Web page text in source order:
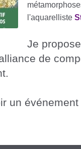
l'aquarelliste
Je
de
un